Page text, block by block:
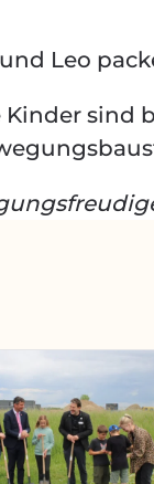
Leo
Kinder sind